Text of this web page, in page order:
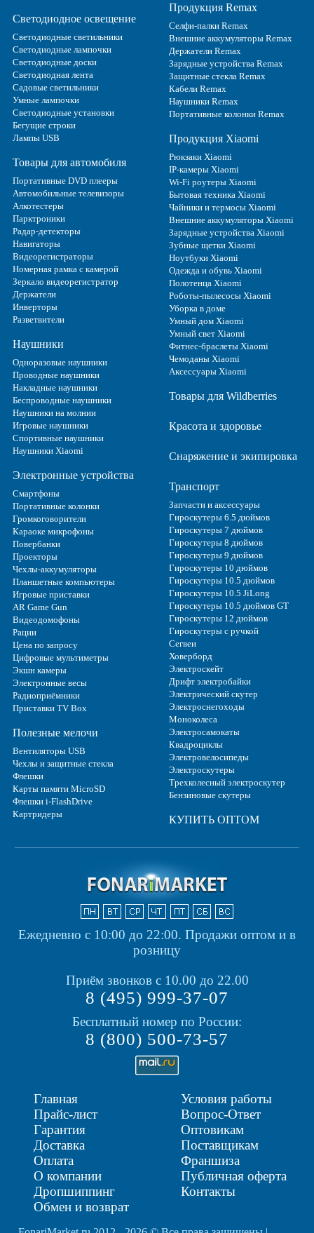
Светодиодное освещение
Светодиодные светильники
Светодиодные лампочки
Светодиодные доски
Светодиодная лента
Садовые светильники
Умные лампочки
Светодиодные установки
Бегущие строки
Лампы USB
Товары для автомобиля
Портативные DVD плееры
Автомобильные телевизоры
Алкотестеры
Парктроники
Радар-детекторы
Навигаторы
Видеорегистраторы
Номерная рамка с камерой
Зеркало видеорегистратор
Держатели
Инверторы
Разветвители
Наушники
Одноразовые наушники
Проводные наушники
Накладные наушники
Беспроводные наушники
Наушники на молнии
Игровые наушники
Спортивные наушники
Наушники Xiaomi
Электронные устройства
Смартфоны
Портативные колонки
Громкоговорители
Караоке микрофоны
Повербанки
Проекторы
Чехлы-аккумуляторы
Планшетные компьютеры
Игровые приставки
AR Game Gun
Видеодомофоны
Рации
Цена по запросу
Цифровые мультиметры
Экшн камеры
Электронные весы
Радиоприёмники
Приставки TV Box
Полезные мелочи
Вентиляторы USB
Чехлы и защитные стекла
Флешки
Карты памяти MicroSD
Флешки i-FlashDrive
Картридеры
Продукция Remax
Селфи-палки Remax
Внешние аккумуляторы Remax
Держатели Remax
Зарядные устройства Remax
Защитные стекла Remax
Кабели Remax
Наушники Remax
Портативные колонки Remax
Продукция Xiaomi
Рюкзаки Xiaomi
IP-камеры Xiaomi
Wi-Fi роутеры Xiaomi
Бытовая техника Xiaomi
Чайники и термосы Xiaomi
Внешние аккумуляторы Xiaomi
Зарядные устройства Xiaomi
Зубные щетки Xiaomi
Ноутбуки Xiaomi
Одежда и обувь Xiaomi
Полотенца Xiaomi
Роботы-пылесосы Xiaomi
Уборка в доме
Умный дом Xiaomi
Умный свет Xiaomi
Фитнес-браслеты Xiaomi
Чемоданы Xiaomi
Аксессуары Xiaomi
Товары для Wildberries
Красота и здоровье
Снаряжение и экипировка
Транспорт
Запчасти и аксессуары
Гироскутеры 6.5 дюймов
Гироскутеры 7 дюймов
Гироскутеры 8 дюймов
Гироскутеры 9 дюймов
Гироскутеры 10 дюймов
Гироскутеры 10.5 дюймов
Гироскутеры 10.5 JiLong
Гироскутеры 10.5 дюймов GT
Гироскутеры 12 дюймов
Гироскутеры с ручкой
Сегвеи
Ховерборд
Электроскейт
Дрифт электробайки
Электрический скутер
Электроснегоходы
Моноколеса
Электросамокаты
Квадроциклы
Электровелосипеды
Электроскутеры
Трехколесный электроскутер
Бензиновые скутеры
КУПИТЬ ОПТОМ
Ежедневно с 10:00 до 22:00. Продажи оптом и в
розницу
Приём звонков с 10.00 до 22.00
8 (495) 999-37-07
Бесплатный номер по России:
8 (800) 500-73-57
Главная
Прайс-лист
Гарантия
Доставка
Оплата
О компании
Дропшиппинг
Обмен и возврат
Условия работы
Вопрос-Ответ
Оптовикам
Поставщикам
Франшиза
Публичная оферта
Контакты